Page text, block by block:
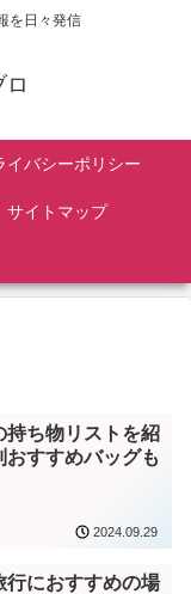
を日々発信
イバシーポリシー
サイトマップ
持ち物リストを紹
すすめバッグも
2024.09.29
行におすすめの場